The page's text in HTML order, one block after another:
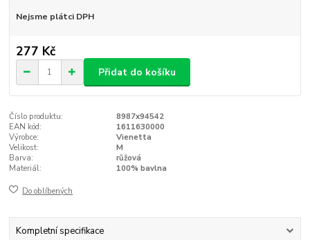
Nejsme plátci DPH
277 Kč
Přidat do košíku
Číslo produktu:
8987x94542
EAN kód:
1611630000
Výrobce:
Vienetta
Velikost:
M
Barva:
růžová
Materiál:
100% bavlna
Do oblíbených
Kompletní specifikace